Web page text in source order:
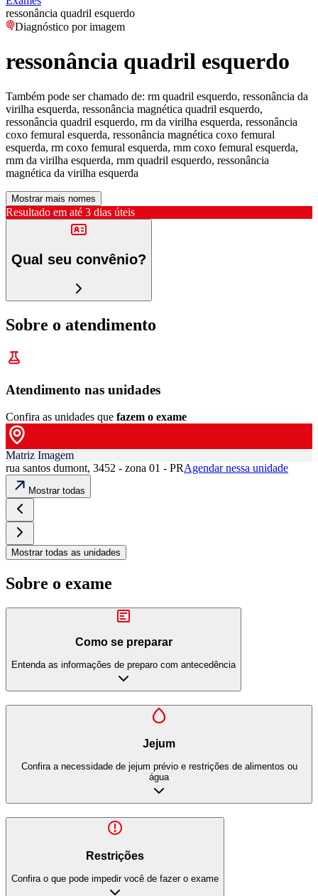
ressonância quadril esquerdo
Diagnóstico por imagem
ressonância quadril esquerdo
Também pode ser chamado de: rm quadril esquerdo, ressonância da
virilha esquerda, ressonância magnética quadril esquerdo,
ressonância quadril esquerdo, rm da virilha esquerda, ressonância
coxo femural esquerda, ressonância magnética coxo femural
esquerda, rm coxo femural esquerda, rnm coxo femural esquerda,
rnm da virilha esquerda, rnm quadril esquerdo, ressonância
magnética da virilha esquerda
Mostrar mais nomes
Resultado em até 3 dias úteis
Qual seu convênio?
Sobre o atendimento
Atendimento nas unidades
Confira as unidades que fazem o exame
Matriz Imagem
rua santos dumont, 3452 - zona 01 - PRAgendar nessa unidade
Mostrar todas
Mostrar todas as unidades
Sobre o exame
Como se preparar
Entenda as informações de preparo com antecedência
Jejum
Confira a necessidade de jejum prévio e restrições de alimentos ou
água
Restrições
Confira o que pode impedir você de fazer o exame